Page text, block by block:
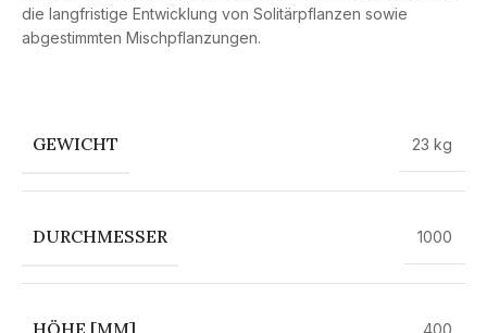
die langfristige Entwicklung von Solitärpflanzen sowie
abgestimmten Mischpflanzungen.
GEWICHT 23 kg
DURCHMESSER 1000
HÖHE [MM] 400